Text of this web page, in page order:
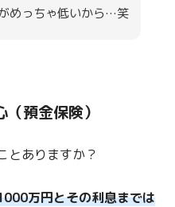
めっちゃ低いから…笑
預金保険）
とありますか？
万円とその利息までは